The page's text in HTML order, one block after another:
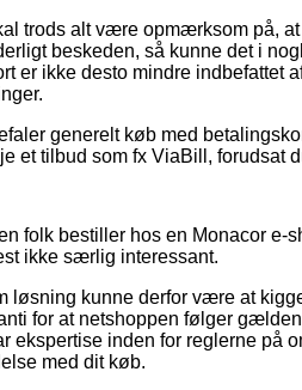
trods alt være opmærksom på,
beskeden, så kunne det i
er ikke desto mindre indbefattet
generelt køb med
et tilbud som fx ViaBill, forudsat
folk bestiller hos en Monacor e-
ikke særlig interessant.
løsning kunne derfor være at
for at netshoppen følger
ekspertise inden for reglerne på
med dit køb.